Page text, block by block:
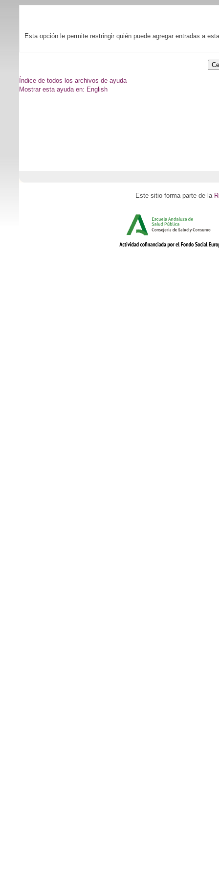
Esta opción le permite restringir quién puede agregar entradas a
Índice de todos los archivos de ayuda
Mostrar esta ayuda en: English
Este sitio forma parte de la